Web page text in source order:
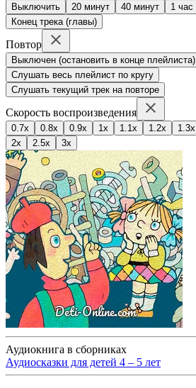
Выключить 20 минут 40 минут 1 час
Конец трека (главы)
Повтор
Выключен (остановить в конце плейлиста)
Слушать весь плейлист по кругу
Слушать текущий трек на повторе
Скорость воспроизведения
0.7x 0.8x 0.9x 1x 1.1x 1.2x 1.3x
2x
2.5x 3x
Аудиокнига в сборниках
Аудиосказки для детей 4 – 5 лет